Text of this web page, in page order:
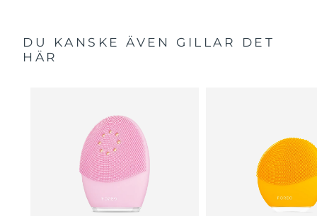
DU KANSKE ÄVEN GILLAR DET
HÄR